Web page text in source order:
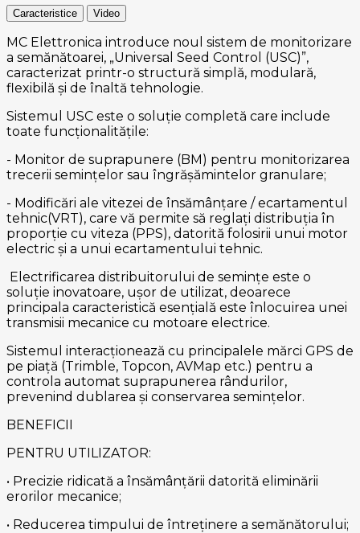
Caracteristice Video
MC Elettronica introduce noul sistem de monitorizare
a semănătoarei, „Universal Seed Control (USC)”,
caracterizat printr-o structură simplă, modulară,
flexibilă și de înaltă tehnologie.
Sistemul USC este o soluție completă care include
toate funcționalitățile:
- Monitor de suprapunere (BM) pentru monitorizarea
trecerii semințelor sau îngrășămintelor granulare;
- Modificări ale vitezei de însămânțare / ecartamentul
tehnic(VRT), care vă permite să reglați distribuția în
proporție cu viteza (PPS), datorită folosirii unui motor
electric și a unui ecartamentului tehnic.
Electrificarea distribuitorului de semințe este o
soluție inovatoare, ușor de utilizat, deoarece
principala caracteristică esențială este înlocuirea unei
transmisii mecanice cu motoare electrice.
Sistemul interacționează cu principalele mărci GPS de
pe piață (Trimble, Topcon, AVMap etc.) pentru a
controla automat suprapunerea rândurilor,
prevenind dublarea și conservarea semințelor.
BENEFICII
PENTRU UTILIZATOR:
• Precizie ridicată a însămânțării datorită eliminării
erorilor mecanice;
• Reducerea timpului de întreținere a semănătorului;